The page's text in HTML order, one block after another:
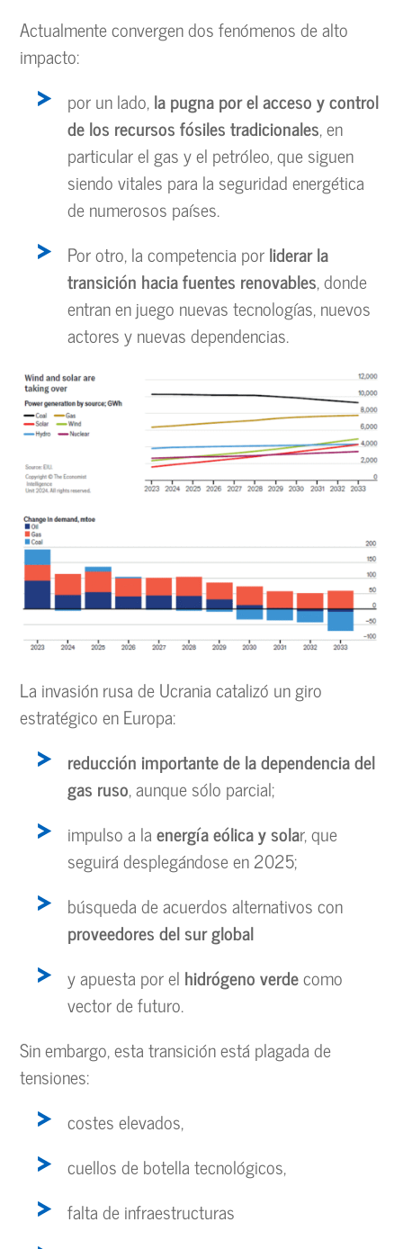
Actualmente convergen dos fenómenos de alto
impacto:
por un lado,la pugna por el acceso y control
de los recursos fósiles tradicionales, en
particular el gas y el petróleo, que siguen
siendo vitales para la seguridad energética
de numerosos países.
Por otro, la competencia porliderar la
transición hacia fuentes renovables, donde
entran en juego nuevas tecnologías, nuevos
actores y nuevas dependencias.
La invasión rusa de Ucrania catalizó un giro
estratégico en Europa:
reducción importante de la dependencia del
gas ruso, aunque sólo parcial;
impulso a laenergía eólica y solar, que
seguirá desplegándose en 2025;
búsqueda de acuerdos alternativos con
proveedores del sur global
y apuesta por el hidrógeno verdecomo
vector de futuro.
Sin embargo, esta transición está plagada de
tensiones:
costes elevados,
cuellos de botella tecnológicos,
falta de infraestructuras